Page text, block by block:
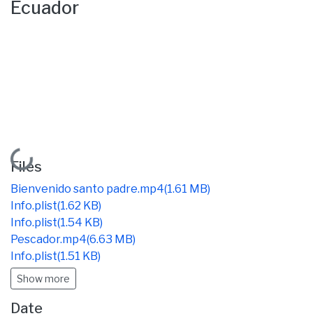
Ecuador
Loading...
Files
Bienvenido santo padre.mp4(1.61 MB)
Info.plist(1.62 KB)
Info.plist(1.54 KB)
Pescador.mp4(6.63 MB)
Info.plist(1.51 KB)
Show more
Date